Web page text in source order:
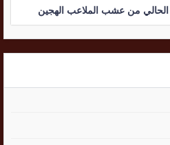
الحالي من عشب الملاعب الهجين